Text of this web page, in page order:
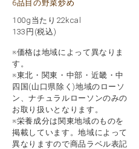
6品目の野菜炒め
100g当たり22kcal
133 円(税込)
※価格は地域によって異なりま
す。
※東北・関東・中部・近畿・中
四国(山口県除く)地域のローソ
ン、ナチュラルローソンのみの
お取り扱いとなります。
※栄養成分は関東地域のものを
掲載しています。地域によって
異なりますので商品ラベル表記